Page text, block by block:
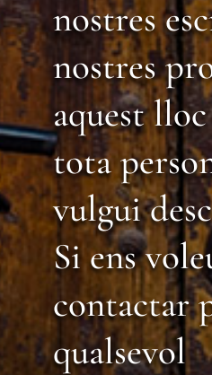
nostres
nostres
aquest
tota
vulgui
Si ens
contactar
qualsevol